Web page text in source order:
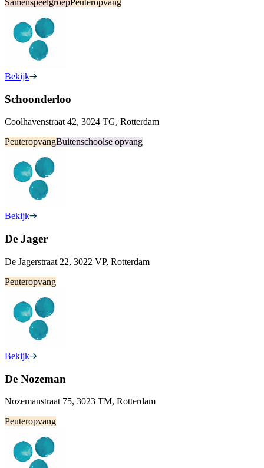
SamenspeelgroepPeuteropvang
Bekijk
Schoonderloo
Coolhavenstraat 42, 3024 TG, Rotterdam
PeuteropvangBuitenschoolse opvang
Bekijk
De Jager
De Jagerstraat 22, 3022 VP, Rotterdam
Peuteropvang
Bekijk
De Nozeman
Nozemanstraat 75, 3023 TM, Rotterdam
Peuteropvang